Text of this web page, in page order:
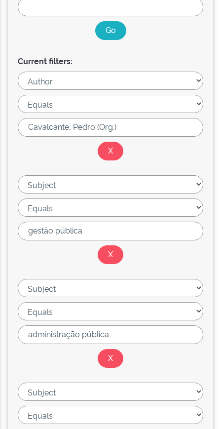
Current filters: